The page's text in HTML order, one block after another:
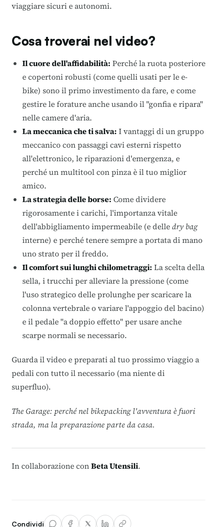
viaggiare sicuri e autonomi.
Cosa troverai nel video?
Il cuore dell'affidabilità: Perché la ruota posteriore
e copertoni robusti (come quelli usati per le e-
bike) sono il primo investimento da fare, e come
gestire le forature anche usando il "gonfia e ripara"
nelle camere d'aria.
La meccanica che ti salva: I vantaggi di un gruppo
meccanico con passaggi cavi esterni rispetto
all'elettronico, le riparazioni d'emergenza, e
perché un multitool con pinza è il tuo miglior
amico.
La strategia delle borse: Come dividere
rigorosamente i carichi, l'importanza vitale
dell'abbigliamento impermeabile (e delledry bag
interne) e perché tenere sempre a portata di mano
uno strato per il freddo.
Il comfort sui lunghi chilometraggi: La scelta della
sella, i trucchi per alleviare la pressione (come
l'uso strategico delle prolunghe per scaricare la
colonna vertebrale o variare l'appoggio del bacino)
e il pedale "a doppio effetto" per usare anche
scarpe normali se necessario.
Guarda il video e preparati al tuo prossimo viaggio a
pedali con tutto il necessario (ma niente di
superfluo).
The Garage: perché nel bikepacking l'avventura è fuori
strada, ma la preparazione parte da casa.
In collaborazione conBeta Utensili.
Condividi